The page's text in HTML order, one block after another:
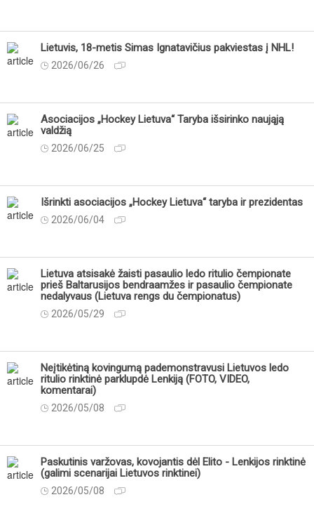
Lietuvis, 18-metis Simas Ignatavičius pakviestas į NHL!
2026/06/26
Asociacijos „Hockey Lietuva“ Taryba išsirinko naująją
valdžią
2026/06/25
Išrinkti asociacijos „Hockey Lietuva“ taryba ir prezidentas
2026/06/04
Lietuva atsisakė žaisti pasaulio ledo ritulio čempionate
prieš Baltarusijos bendraamžes ir pasaulio čempionate
nedalyvaus (Lietuva rengs du čempionatus)
2026/05/29
Neįtikėtiną kovingumą pademonstravusi Lietuvos ledo
ritulio rinktinė parklupdė Lenkiją (FOTO, VIDEO,
komentarai)
2026/05/08
Paskutinis varžovas, kovojantis dėl Elito - Lenkijos rinktinė
(galimi scenarijai Lietuvos rinktinei)
2026/05/08